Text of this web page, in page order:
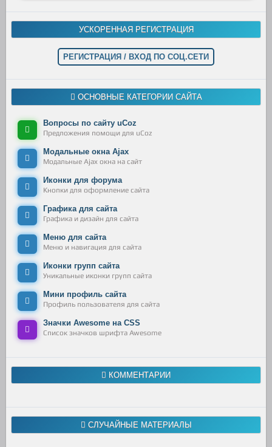
УСКОРЕННАЯ РЕГИСТРАЦИЯ
РЕГИСТРАЦИЯ / ВХОД ПО СОЦ.СЕТИ
ОСНОВНЫЕ КАТЕГОРИИ САЙТА
Вопросы по сайту uCoz
Предложения помощи для uCoz
Модальные окна Ajax
Модальные Ajax окна на сайт
Иконки для форума
Кнопки для оформление сайта
Графика для сайта
Графика и дизайн для сайта
Меню для сайта
Меню и навигация для сайта
Иконки групп сайта
Уникальные иконки групп сайта
Мини профиль сайта
Профиль пользователя для сайта
Значки Awesome на CSS
Список значков шрифта Awesome
КОММЕНТАРИИ
СЛУЧАЙНЫЕ МАТЕРИАЛЫ